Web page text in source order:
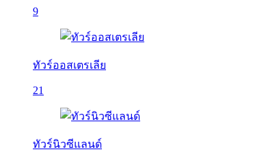
9
ทัวร์ออสเตรเลีย
21
ทัวร์นิวซีแลนด์